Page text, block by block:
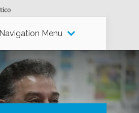
Navigation Menu